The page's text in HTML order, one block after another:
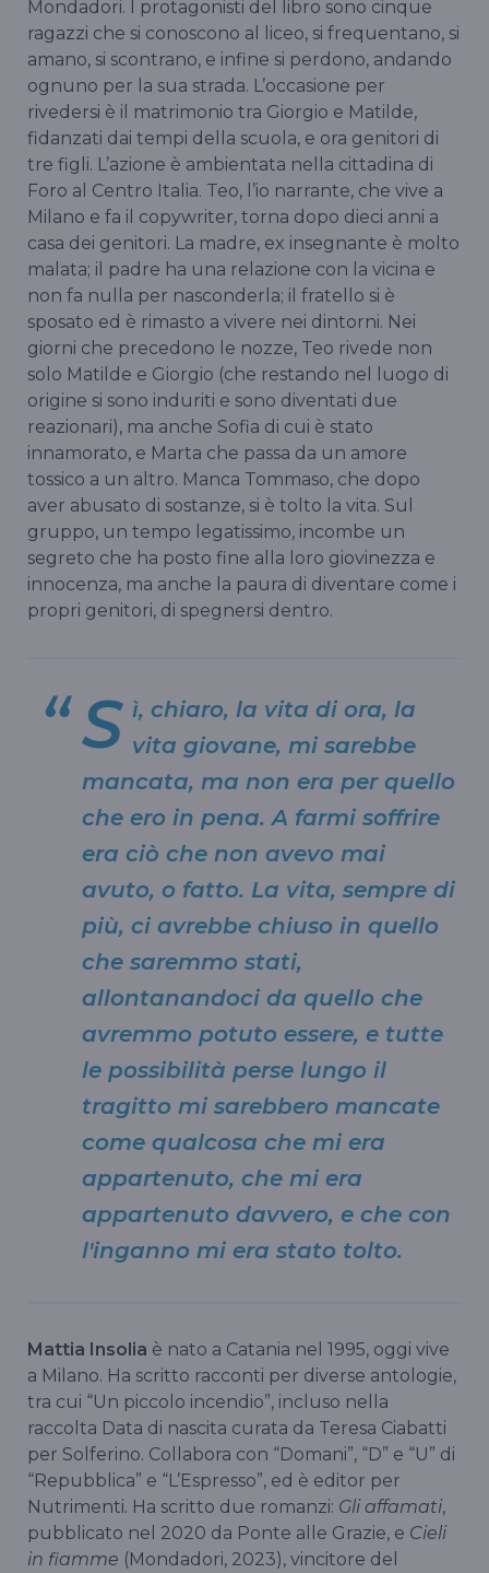
Mondadori. I protagonisti del libro sono cinque
ragazzi che si conoscono al liceo, si frequentano, si
amano, si scontrano, e infine si perdono, andando
ognuno per la sua strada. L’occasione per
rivedersi è il matrimonio tra Giorgio e Matilde,
fidanzati dai tempi della scuola, e ora genitori di
tre figli. L’azione è ambientata nella cittadina di
Foro al Centro Italia. Teo, l’io narrante, che vive a
Milano e fa il copywriter, torna dopo dieci anni a
casa dei genitori. La madre, ex insegnante è molto
malata; il padre ha una relazione con la vicina e
non fa nulla per nasconderla; il fratello si è
sposato ed è rimasto a vivere nei dintorni. Nei
giorni che precedono le nozze, Teo rivede non
solo Matilde e Giorgio (che restando nel luogo di
origine si sono induriti e sono diventati due
reazionari), ma anche Sofia di cui è stato
innamorato, e Marta che passa da un amore
tossico a un altro. Manca Tommaso, che dopo
aver abusato di sostanze, si è tolto la vita. Sul
gruppo, un tempo legatissimo, incombe un
segreto che ha posto fine alla loro giovinezza e
innocenza, ma anche la paura di diventare come i
propri genitori, di spegnersi dentro.
S ì, chiaro, la vita di ora, la
vita giovane, mi sarebbe
mancata, ma non era per quello
che ero in pena. A farmi soffrire
era ciò che non avevo mai
avuto, o fatto. La vita, sempre di
più, ci avrebbe chiuso in quello
che saremmo stati,
allontanandoci da quello che
avremmo potuto essere, e tutte
le possibilità perse lungo il
tragitto mi sarebbero mancate
come qualcosa che mi era
appartenuto, che mi era
appartenuto davvero, e che con
l'inganno mi era stato tolto.
Mattia Insolia è nato a Catania nel 1995, oggi vive
a Milano. Ha scritto racconti per diverse antologie,
tra cui “Un piccolo incendio”, incluso nella
raccolta Data di nascita curata da Teresa Ciabatti
per Solferino. Collabora con “Domani”, “D” e “U” di
“Repubblica” e “L’Espresso”, ed è editor per
Nutrimenti. Ha scritto due romanzi: Gli affamati,
pubblicato nel 2020 da Ponte alle Grazie, e Cieli
in fiamme (Mondadori, 2023), vincitore del